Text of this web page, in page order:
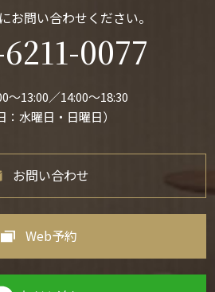
お問い合わせください。
0077
〜13:00／14:00〜18:30
：水曜日・日曜日）
お問い合わせ
Web予約